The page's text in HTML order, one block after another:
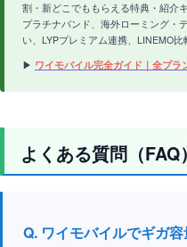
割・新どこでももらえる特典・紹介
プラチナバンド、海外ローミング・
い、LYPプレミアム連携、LINEMO
▶ ワイモバイル完全ガイド｜全プ
よくある質問（FAQ）
Q. ワイモバイルでギガ